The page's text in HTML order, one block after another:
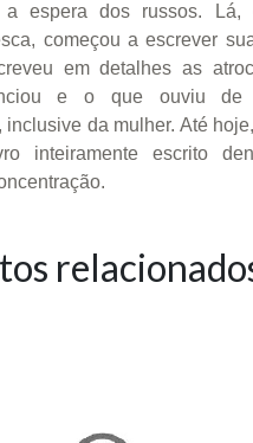
a espera dos russos. Lá,
começou a escrever
em detalhes as
e o que ouviu de
inclusive da mulher. Até
inteiramente escrito